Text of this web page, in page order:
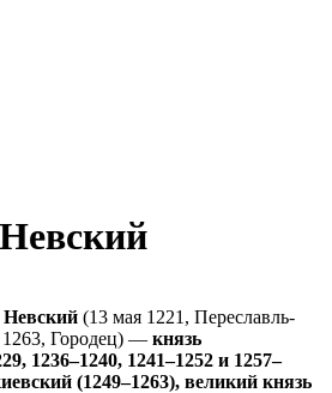
(13 мая 1221, Переславль-
Городец) — князь
1236–1240, 1241–1252 и 1257–
(1249–1263), великий князь